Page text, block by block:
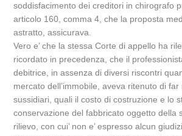
soddisfacimento dei creditori in chirografo
articolo 160, comma 4, che la proposta
astratto, assicurava.
Vero e’ che la stessa Corte di appello ha
ricordato in precedenza, che il
debitrice, in assenza di diversi riscontri
mercato dell’immobile, aveva ritenuto di
sussidiari, quali il costo di costruzione e lo
conservazione del fabbricato oggetto della
rilievo, con cui’ non e’ espresso alcun